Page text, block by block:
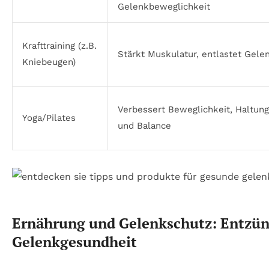
Gelenkbeweglichkeit
Krafttraining (z.B.
Kniebeugen)
Stärkt Muskulatur, entlastet
Yoga/Pilates
Verbessert Beweglichkeit, Haltung
und Balance
Ernährung und Gelenkschutz:
Gelenkgesundheit